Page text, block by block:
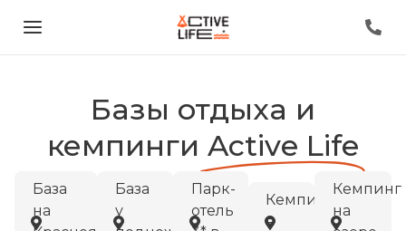
Базы отдыха и
кемпинги Active Life
База
на
База
у
Парк-
отель
Кемпинг
в
Кемпинг
на